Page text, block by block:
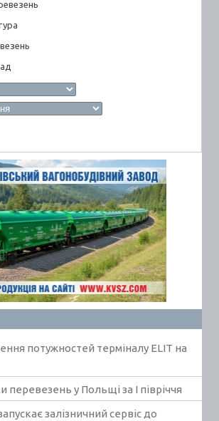
потужностей терміналу ELIT на
перевезень у Польщі за І півріччя
залізничний сервіс до